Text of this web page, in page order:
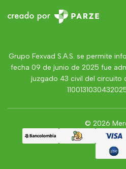
Grupo Fexvad S.A.S. se permite
fecha 09 de junio de 2025 fue
juzgado 43 civil del circuito
© 2026